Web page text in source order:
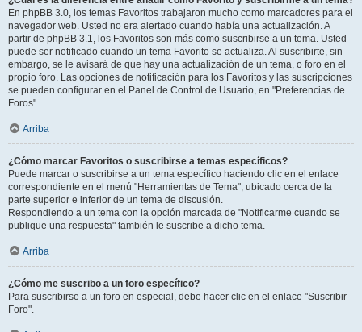
En phpBB 3.0, los temas Favoritos trabajaron mucho como marcadores para el
navegador web. Usted no era alertado cuando había una actualización. A
partir de phpBB 3.1, los Favoritos son más como suscribirse a un tema. Usted
puede ser notificado cuando un tema Favorito se actualiza. Al suscribirte, sin
embargo, se le avisará de que hay una actualización de un tema, o foro en el
propio foro. Las opciones de notificación para los Favoritos y las suscripciones
se pueden configurar en el Panel de Control de Usuario, en "Preferencias de
Foros".
Arriba
¿Cómo marcar Favoritos o suscribirse a temas específicos?
Puede marcar o suscribirse a un tema específico haciendo clic en el enlace
correspondiente en el menú "Herramientas de Tema", ubicado cerca de la
parte superior e inferior de un tema de discusión.
Respondiendo a un tema con la opción marcada de "Notificarme cuando se
publique una respuesta" también le suscribe a dicho tema.
Arriba
¿Cómo me suscribo a un foro específico?
Para suscribirse a un foro en especial, debe hacer clic en el enlace "Suscribir
Foro".